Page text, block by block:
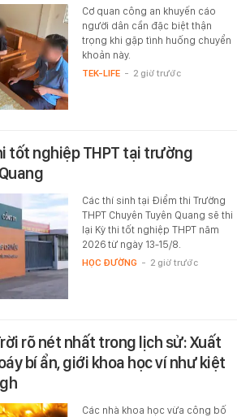
Cơ quan công an khuyến cáo
người dân cần đặc biệt thận
trọng khi gặp tình huống chuyển
khoản này.
TEK-LIFE - 2 giờ trước
tốt nghiệp THPT tại trường
Các thí sinh tại Điểm thi Trường
THPT Chuyên Tuyên Quang sẽ thi
lại Kỳ thi tốt nghiệp THPT năm
2026 từ ngày 13-15/8.
HỌC ĐƯỜNG - 2 giờ trước
rõ nét nhất trong lịch sử: Xuất
bí ẩn, giới khoa học ví như kiệt
Các nhà khoa học vừa công bố